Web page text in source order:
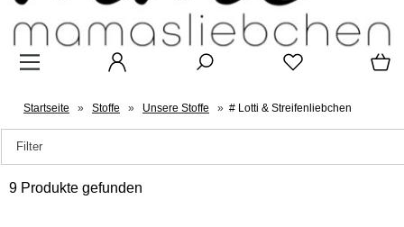
Startseite » Stoffe » Unsere Stoffe » # Lotti & Streifenliebchen
Filter
9 Produkte gefunden